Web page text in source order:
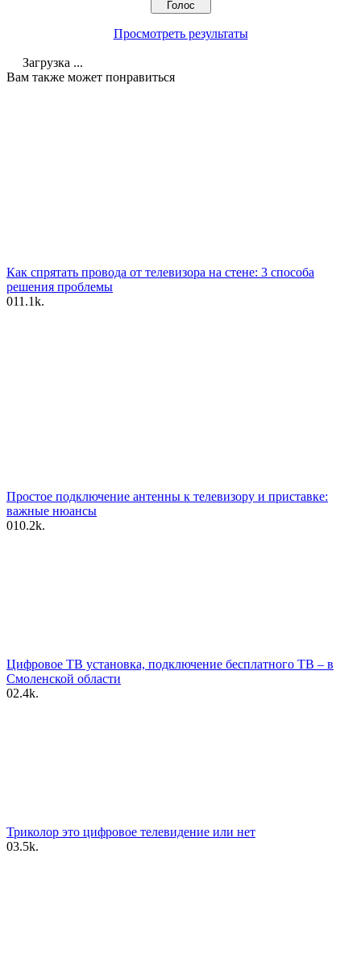
Просмотреть результаты
Загрузка ...
Вам также может понравиться
Как спрятать провода от телевизора на стене: 3 способа
решения проблемы
011.1k.
Простое подключение антенны к телевизору и приставке:
важные нюансы
010.2k.
Цифровое ТВ установка, подключение бесплатного ТВ – в
Смоленской области
02.4k.
Триколор это цифровое телевидение или нет
03.5k.